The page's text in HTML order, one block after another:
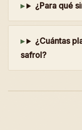
¿Para qué
¿Cuántas
safrol?